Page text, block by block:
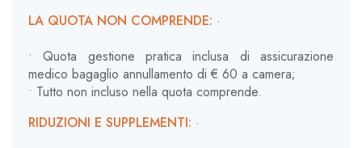
LA QUOTA NON COMPRENDE: ·
• Quota gestione pratica inclusa di assicurazione
medico bagaglio annullamento di € 60 a camera;
• Tutto non incluso nella quota comprende.
RIDUZIONI E SUPPLEMENTI: ·